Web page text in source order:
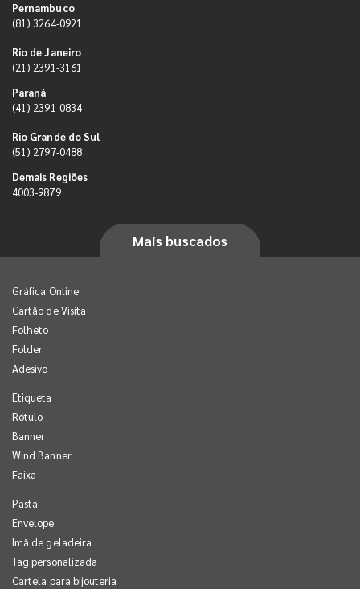
Pernambuco
(81) 3264-0921
Rio de Janeiro
(21) 2391-3161
Paraná
(41) 2391-0834
Rio Grande do Sul
(51) 2797-0488
Demais Regiões
4003-9879
Mais buscados
Gráfica Online
Cartão de Visita
Folheto
Folder
Adesivo
Etiqueta
Rótulo
Banner
Wind Banner
Faixa
Pasta
Envelope
Imã de geladeira
Tag personalizada
Cartela para bijouteria